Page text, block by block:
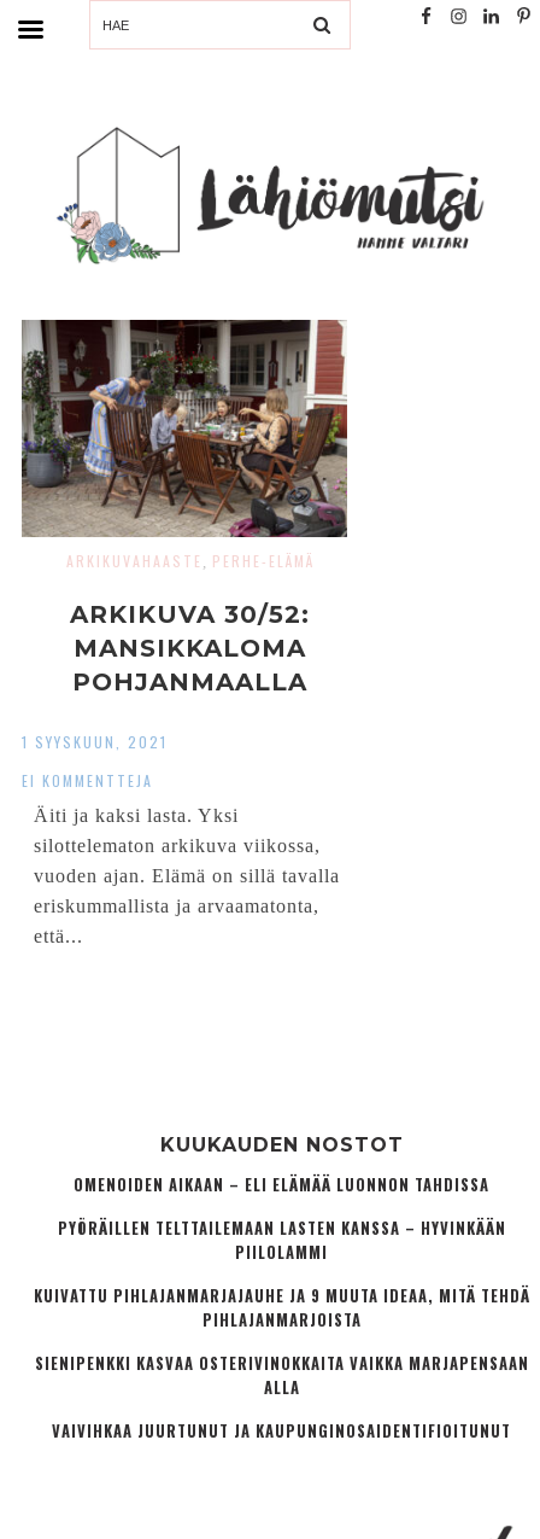
SEARCH
ARKIKUVAHAASTE PERHE-ELÄMÄ
ARKIKUVA 30/52:
MANSIKKALOMA
POHJANMAALLA
1 SYYSKUUN, 2021
EI KOMMENTTEJA
Äiti ja kaksi lasta. Yksi
silottelematon arkikuva viikossa,
vuoden ajan. Elämä on sillä tavalla
eriskummallista ja arvaamatonta,
että...
KUUKAUDEN NOSTOT
OMENOIDEN AIKAAN – ELI ELÄMÄÄ LUONNON TAHDISSA
PYÖRÄILLEN TELTTAILEMAAN LASTEN KANSSA – HYVINKÄÄN
PIILOLAMMI
KUIVATTU PIHLAJANMARJAJAUHE JA 9 MUUTA IDEAA, MITÄ TEHDÄ
PIHLAJANMARJOISTA
SIENIPENKKI KASVAA OSTERIVINOKKAITA VAIKKA MARJAPENSAAN
ALLA
VAIVIHKAA JUURTUNUT JA KAUPUNGINOSA­IDENTIFIOITUNUT